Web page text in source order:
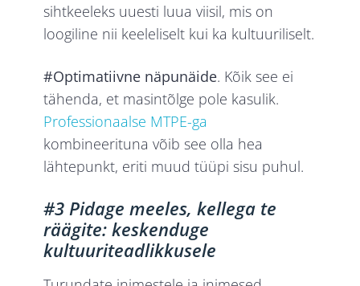
sihtkeeleks uuesti luua viisil, mis on
loogiline nii keeleliselt kui ka kultuuriliselt.
#Optimatiivne näpunäide. Kõik see ei
tähenda, et masintõlge pole kasulik.
Professionaalse MTPE-ga
kombineerituna võib see olla hea
lähtepunkt, eriti muud tüüpi sisu puhul.
#3 Pidage meeles, kellega te
räägite: keskenduge
kultuuriteadlikkusele